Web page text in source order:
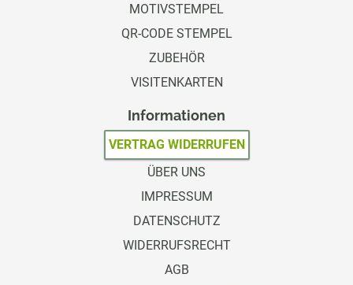
MOTIVSTEMPEL
QR-CODE STEMPEL
ZUBEHÖR
VISITENKARTEN
Informationen
VERTRAG WIDERRUFEN
ÜBER UNS
IMPRESSUM
DATENSCHUTZ
WIDERRUFSRECHT
AGB